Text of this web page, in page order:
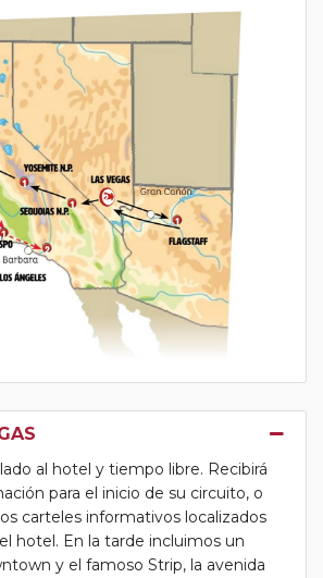
al hotel y tiempo libre. Recibirá
para el inicio de su circuito, o
carteles informativos localizados
hotel. En la tarde incluimos un
y el famoso Strip, la avenida